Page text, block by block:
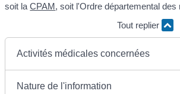
soit laCPAM, soit l'Ordre départemental des
Tout replier
Activités médicales concernées
Nature de l'information